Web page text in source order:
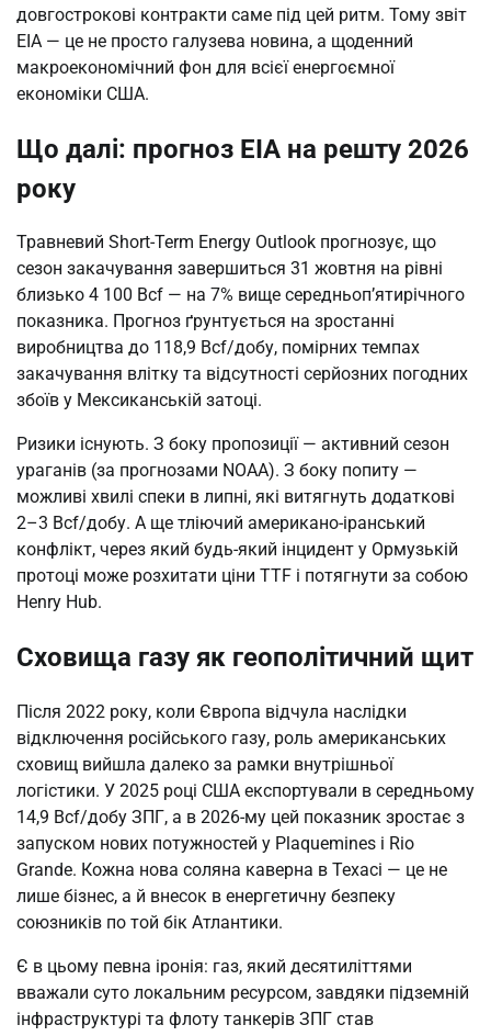
довгострокові контракти саме під цей ритм. Тому звіт
EIA — це не просто галузева новина, а щоденний
макроекономічний фон для всієї енергоємної
економіки США.
Що далі: прогноз EIA на решту 2026
року
Травневий Short-Term Energy Outlook прогнозує, що
сезон закачування завершиться 31 жовтня на рівні
близько 4 100 Bcf — на 7% вище середньоп’ятирічного
показника. Прогноз ґрунтується на зростанні
виробництва до 118,9 Bcf/добу, помірних темпах
закачування влітку та відсутності серйозних погодних
збоїв у Мексиканській затоці.
Ризики існують. З боку пропозиції — активний сезон
ураганів (за прогнозами NOAA). З боку попиту —
можливі хвилі спеки в липні, які витягнуть додаткові
2–3 Bcf/добу. А ще тліючий американо-іранський
конфлікт, через який будь-який інцидент у Ормузькій
протоці може розхитати ціни TTF і потягнути за собою
Henry Hub.
Сховища газу як геополітичний щит
Після 2022 року, коли Європа відчула наслідки
відключення російського газу, роль американських
сховищ вийшла далеко за рамки внутрішньої
логістики. У 2025 році США експортували в середньому
14,9 Bcf/добу ЗПГ, а в 2026-му цей показник зростає з
запуском нових потужностей у Plaquemines і Rio
Grande. Кожна нова соляна каверна в Техасі — це не
лише бізнес, а й внесок в енергетичну безпеку
союзників по той бік Атлантики.
Є в цьому певна іронія: газ, який десятиліттями
вважали суто локальним ресурсом, завдяки підземній
інфраструктурі та флоту танкерів ЗПГ став